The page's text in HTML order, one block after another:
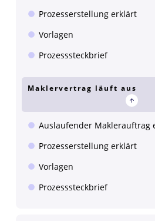
Prozesserstellung erklärt
Vorlagen
Prozesssteckbrief
Maklervertrag läuft aus
Auslaufender Maklerauftrag
Prozesserstellung erklärt
Vorlagen
Prozesssteckbrief